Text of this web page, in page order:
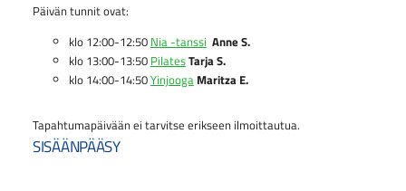
Päivän tunnit ovat:
klo 12:00-12:50 Nia -tanssi Anne S.
klo 13:00-13:50 PilatesTarja S.
klo 14:00-14:50YinjoogaMaritza E.
Tapahtumapäivään ei tarvitse erikseen ilmoittautua.
SISÄÄNPÄÄSY